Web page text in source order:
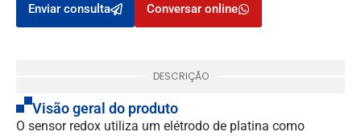
Enviar consulta Conversar online
DESCRIÇÃO
Visão geral do produto
O sensor redox utiliza um elétrodo de platina como